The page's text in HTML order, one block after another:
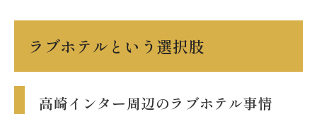
ラブホテルという選択肢
高崎インター周辺のラブホテル事情